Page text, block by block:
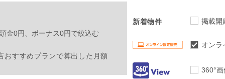
頭金0円、ボーナス0円で絞込む
すすめプランで算出した月額
新着物件 掲載開
オンラ
360°